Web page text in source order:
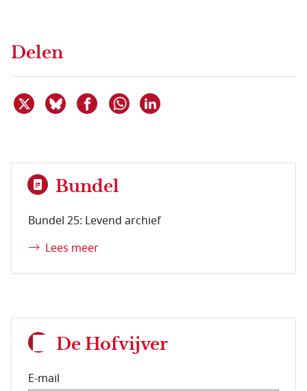
Delen
Deel dit item op X
Deel dit item op Bluesky
Deel dit item op Facebook
Delen via WhatsApp
Bundel
Bundel 25: Levend archief
Lees meer
De Hofvijver
E-mail